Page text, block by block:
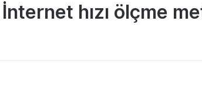
İnternet hızı ölçme